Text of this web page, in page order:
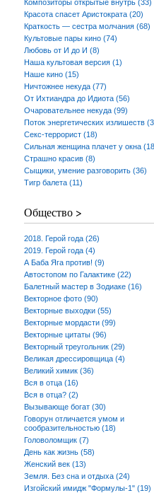
Композиторы открытые внутрь (33)
Красота спасет Аристократа (20)
Краткость — сестра молчания (68)
Культовые пары кино (74)
Любовь от И до И (8)
Наша культовая версия (1)
Наше кино (15)
Ничтожнее некуда (77)
От Ихтиандра до Идиота (56)
Очаровательнее некуда (99)
Поток энергетических излишеств
Секс-террорист (18)
Сильная женщина плачет у окна
Страшно красив (8)
Сыщики, умение разговорить (36)
Тигр балета (11)
Общество >
2018. Герой года (26)
2019. Герой года (4)
А Баба Яга против! (9)
Автостопом по Галактике (22)
Балетный мастер в Зодиаке (16)
Векторное фото (90)
Векторные выходки (55)
Векторные мордасти (99)
Векторные цитаты (96)
Векторный треугольник (29)
Великая дрессировщица (4)
Великий химик (36)
Вся в отца (16)
Вся в отца? (2)
Вызывающе богат (30)
Говорун отличается умом и
сообразительностью (18)
Головоломщик (7)
День как жизнь (58)
Женский век (13)
Земля. Без сна и отдыха (24)
Изгойский имидж "Формулы-1" (19)